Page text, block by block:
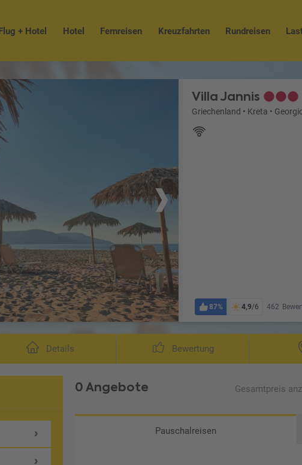
+ Hotel Hotel Fernreisen Kreuzfahrten Rundreisen
Villa Jannis
Griechenland • Kreta •
87% 4,9/6 462
Details Bewertung
0 Angebote Gesamtpreis
Pauschalreisen